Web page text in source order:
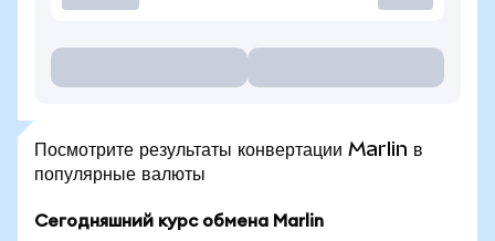
Посмотрите результаты конвертации Marlin в
популярные валюты
Сегодняшний курс обмена Marlin